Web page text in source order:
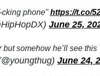
cking phone"https://t.co/
June 25,
but somehow he’ll see this
June 24,